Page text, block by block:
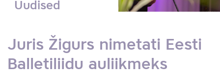
Uudised
Juris Žigurs nimetati Eesti
Balletiliidu auliikmeks